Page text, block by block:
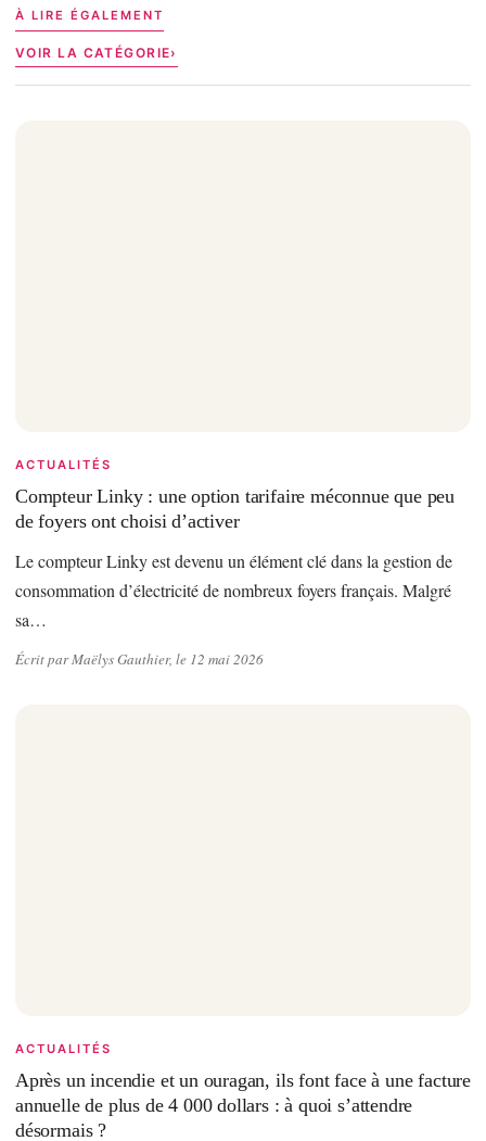
À LIRE ÉGALEMENT
VOIR LA CATÉGORIE
ACTUALITÉS
Compteur Linky : une option tarifaire méconnue que peu
de foyers ont choisi d’activer
Le compteur Linky est devenu un élément clé dans la gestion de
consommation d’électricité de nombreux foyers français. Malgré
sa…
Écrit par Maëlys Gauthier, le 12 mai 2026
ACTUALITÉS
Après un incendie et un ouragan, ils font face à une facture
annuelle de plus de 4 000 dollars : à quoi s’attendre
désormais ?